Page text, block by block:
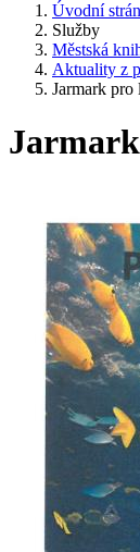
Úvodní
Služby
Městská
Aktuality z
Jarmark pro